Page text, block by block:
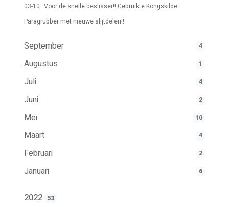
03-10 Voor de snelle beslisser!! Gebruikte Kongskilde
Paragrubber met nieuwe slijtdelen!!
September 4
Augustus 1
Juli 4
Juni 2
Mei 10
Maart 4
Februari 2
Januari 6
2022 53